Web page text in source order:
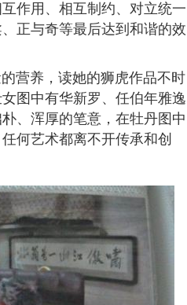
作用、相互制约、对立统一
正与奇等最后达到和谐的效
营养，读她的狮虎作品不时
图中有华新罗、任伯年雅逸
、浑厚的笔意，在牡丹图中
何艺术都离不开传承和创